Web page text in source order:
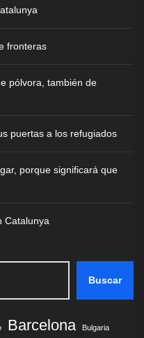
fronteras
pólvora, también de
puertas a los refugiados
porque significará que
Catalunya
Buscar
Barcelona Bulgaria